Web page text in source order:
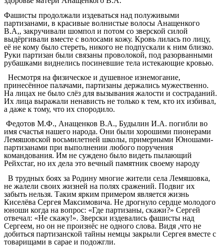
Фашисты продолжали издеваться над полуживыми
партизанами, в красивые волнистые волосы Анащенкого
В.А,, закручивали шомпол и потом со зверской силой
выдёргивали вместе с волосами кожу. Кровь лилась по лицу,
её не кому было стереть, никого не подпускали к ним близко.
Руки партизан были связаны проволокой, под разорванными
рубашками виднелись посиневшие тела истекающие кровью.
Несмотря на физическое и душевное изнемогание,
принесённое палачами, партизаны держались мужественно.
На лицах не было слёз для вызывания жалости и состраданий.
Их лица выражали ненависть не только к тем, кто их избивал,
а даже к тому, что их спородило.
Федотов М.Ф., Анащенков В.А., Будылин И.А. погибли во
имя счастья нашего народа. Они были хорошими пионерами
Лемяшовской восьмилетней школы, примерными Юношами-
партизанами при выполнении любого поручения
командования. Им не суждено было видеть пылающий
Рейхстаг, но их дела это вечный памятник своему народу
В трудных боях за Родину многие жители села Лемяшовка,
не жалели своих жизней на полях сражений. Подвиг их
забыть нельзя. Таким ярким примером является жизнь
Киселёва Сергея Максимовича. Не дрогнуло сердце молодого
юноши когда на вопрос: «Где партизаны, скажи?» Сергей
отвечал: «Не скажу!». Зверски издевались фашисты над
Сергеем, но он не произнёс не одного слова. Видя ,что не
добиться партизанской тайны немцы закрыли Сергея вместе с
товарищами в сарае и подожгли.